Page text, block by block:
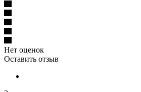
Нет оценок
Оставить отзыв